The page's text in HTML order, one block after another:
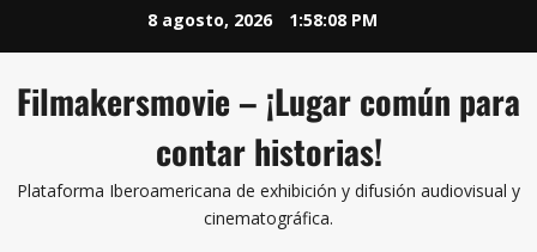
8 agosto, 2026 1:58:08 PM
Filmakersmovie – ¡Lugar común para
contar historias!
Plataforma Iberoamericana de exhibición y difusión audiovisual y
cinematográfica.